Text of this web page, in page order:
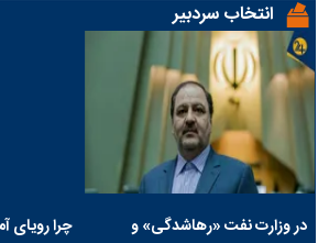
قیمت سکه قیمت دلار قیمت طلا
انتخاب سردبیر